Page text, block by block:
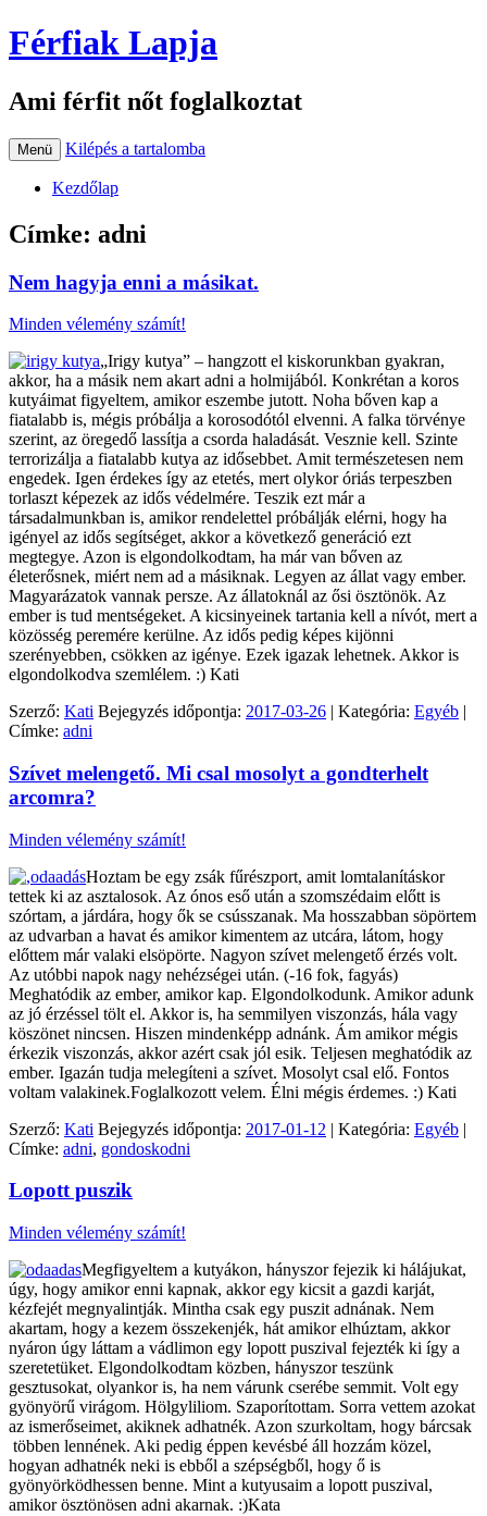
Férfiak Lapja
Ami férfit nőt foglalkoztat
Menü Kilépés a tartalomba
Kezdőlap
Címke: adni
Nem hagyja enni a másikat.
Minden vélemény számít!
„Irigy kutya” – hangzott el kiskorunkban gyakran,
akkor, ha a másik nem akart adni a holmijából. Konkrétan a koros
kutyáimat figyeltem, amikor eszembe jutott. Noha bőven kap a
fiatalabb is, mégis próbálja a korosodótól elvenni. A falka törvénye
szerint, az öregedő lassítja a csorda haladását. Vesznie kell. Szinte
terrorizálja a fiatalabb kutya az idősebbet. Amit természetesen nem
engedek. Igen érdekes így az etetés, mert olykor óriás terpeszben
torlaszt képezek az idős védelmére. Teszik ezt már a
társadalmunkban is, amikor rendelettel próbálják elérni, hogy ha
igényel az idős segítséget, akkor a következő generáció ezt
megtegye. Azon is elgondolkodtam, ha már van bőven az
életerősnek, miért nem ad a másiknak. Legyen az állat vagy ember.
Magyarázatok vannak persze. Az állatoknál az ősi ösztönök. Az
ember is tud mentségeket. A kicsinyeinek tartania kell a nívót, mert a
közösség peremére kerülne. Az idős pedig képes kijönni
szerényebben, csökken az igénye. Ezek igazak lehetnek. Akkor is
elgondolkodva szemlélem. :) Kati
Szerző: Kati Bejegyzés időpontja: 2017-03-26 | Kategória: Egyéb |
Címke: adni
Szívet melengető. Mi csal mosolyt a gondterhelt
arcomra?
Minden vélemény számít!
Hoztam be egy zsák fűrészport, amit lomtalanításkor
tettek ki az asztalosok. Az ónos eső után a szomszédaim előtt is
szórtam, a járdára, hogy ők se csússzanak. Ma hosszabban söpörtem
az udvarban a havat és amikor kimentem az utcára, látom, hogy
előttem már valaki elsöpörte. Nagyon szívet melengető érzés volt.
Az utóbbi napok nagy nehézségei után. (-16 fok, fagyás)
Meghatódik az ember, amikor kap. Elgondolkodunk. Amikor adunk
az jó érzéssel tölt el. Akkor is, ha semmilyen viszonzás, hála vagy
köszönet nincsen. Hiszen mindenképp adnánk. Ám amikor mégis
érkezik viszonzás, akkor azért csak jól esik. Teljesen meghatódik az
ember. Igazán tudja melegíteni a szívet. Mosolyt csal elő. Fontos
voltam valakinek.Foglalkozott velem. Élni mégis érdemes. :) Kati
Szerző: Kati Bejegyzés időpontja: 2017-01-12 | Kategória: Egyéb |
Címke: adni, gondoskodni
Lopott puszik
Minden vélemény számít!
Megfigyeltem a kutyákon, hányszor fejezik ki hálájukat,
úgy, hogy amikor enni kapnak, akkor egy kicsit a gazdi karját,
kézfejét megnyalintják. Mintha csak egy puszit adnának. Nem
akartam, hogy a kezem összekenjék, hát amikor elhúztam, akkor
nyáron úgy láttam a vádlimon egy lopott puszival fejezték ki így a
szeretetüket. Elgondolkodtam közben, hányszor teszünk
gesztusokat, olyankor is, ha nem várunk cserébe semmit. Volt egy
gyönyörű virágom. Hölgyliliom. Szaporítottam. Sorra vettem azokat
az ismerőseimet, akiknek adhatnék. Azon szurkoltam, hogy bárcsak
többen lennének. Aki pedig éppen kevésbé áll hozzám közel,
hogyan adhatnék neki is ebből a szépségből, hogy ő is
gyönyörködhessen benne. Mint a kutyusaim a lopott puszival,
amikor ösztönösen adni akarnak. :)Kata